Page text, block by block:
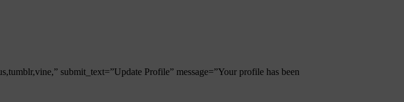
submit_text=”Update Profile” message=”Your profile has been